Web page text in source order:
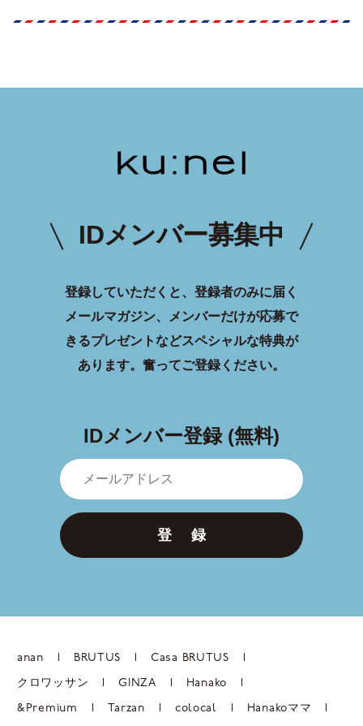
IDメンバー募集中
登録していただくと、登録者のみに届く
メールマガジン、メンバーだけが応募で
きるプレゼントなどスペシャルな特典が
あります。 奮ってご登録ください。
IDメンバー登録 (無料)
登 録
anan BRUTUS Casa BRUTUS
クロワッサン GINZA Hanako
&Premium Tarzan colocal Hanakoママ